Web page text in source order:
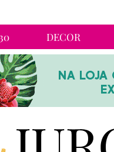
DECOR